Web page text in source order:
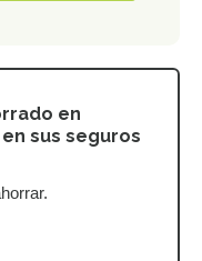
en
sus seguros